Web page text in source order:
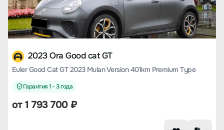
2023 Ora Good cat GT
Euler Good Cat GT 2023 Mulan Version 401km Premium Type
Гарантия 1 - 3 года
от1 793 700₽